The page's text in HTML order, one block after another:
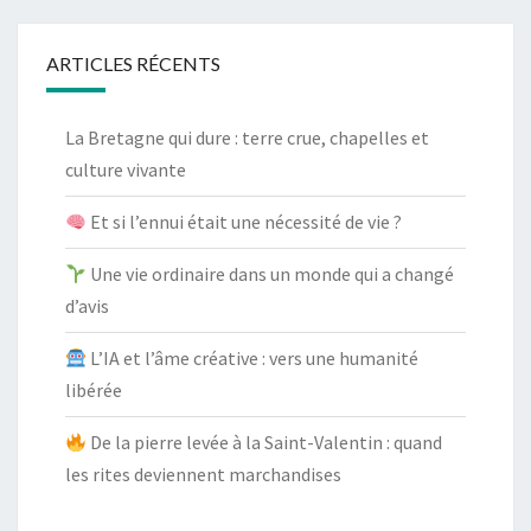
ARTICLES RÉCENTS
La Bretagne qui dure : terre crue, chapelles et
culture vivante
Et si l’ennui était une nécessité de vie ?
Une vie ordinaire dans un monde qui a changé
d’avis
L’IA et l’âme créative : vers une humanité
libérée
De la pierre levée à la Saint-Valentin : quand
les rites deviennent marchandises